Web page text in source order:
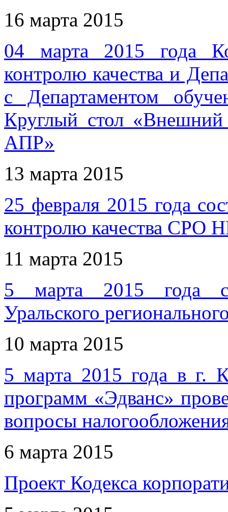
16 марта 2015
04 марта 2015 года
контролю качества и
с Департаментом
Круглый стол
АПР»
13 марта 2015
25 февраля 2015 года
контролю качества СРО
11 марта 2015
5 марта 2015 года
Уральского
10 марта 2015
5 марта 2015 года в г.
программ «Эдванс»
вопросы
6 марта 2015
Проект Кодекса